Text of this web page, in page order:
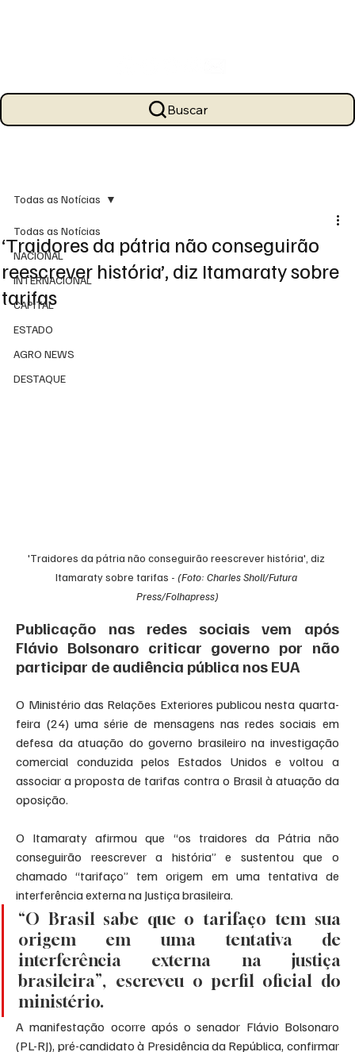
Buscar
Todas as Notícias
NACIONAL
INTERNACIONAL
CAPITAL
ESTADO
AGRO NEWS
DESTAQUE
Todas as Notícias
‘Traidores da pátria não conseguirão
reescrever história’, diz Itamaraty sobre
tarifas
'Traidores da pátria não conseguirão reescrever história', diz
Itamaraty sobre tarifas - (Foto: Charles Sholl/Futura
Press/Folhapress)
Publicação nas redes sociais vem após
Flávio Bolsonaro criticar governo por não
participar de audiência pública nos EUA
O Ministério das Relações Exteriores publicou nesta quarta-
feira (24) uma série de mensagens nas redes sociais em
defesa da atuação do governo brasileiro na investigação
comercial conduzida pelos Estados Unidos e voltou a
associar a proposta de tarifas contra o Brasil à atuação da
oposição.
O Itamaraty afirmou que “os traidores da Pátria não
conseguirão reescrever a história” e sustentou que o
chamado “tarifaço” tem origem em uma tentativa de
interferência externa na Justiça brasileira.
“O Brasil sabe que o tarifaço tem sua
origem em uma tentativa de
interferência externa na justiça
brasileira”, escreveu o perfil oficial do
ministério.
A manifestação ocorre após o senador Flávio Bolsonaro
(PL-RJ), pré-candidato à Presidência da República, confirmar